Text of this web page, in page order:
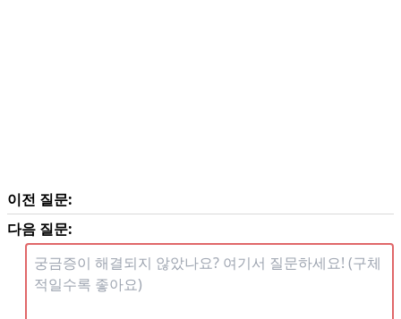
이전 질문:
다음 질문: